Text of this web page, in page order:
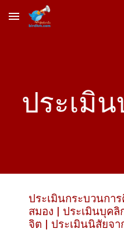
Skip to main content
ประเมิ
ประเมินกระบวนกา
สมอง | ประเมินบุค
จิต | ประเมินนิสัยจ